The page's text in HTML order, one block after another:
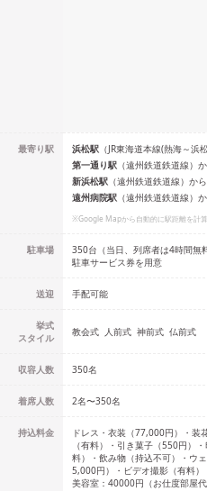
最寄り駅 浜松駅 （JR東海道本線(熱海～浜
第一通り駅 （遠州鉄道鉄道線）
新浜松駅 （遠州鉄道鉄道線） から
遠州病院駅 （遠州鉄道鉄道線）
※Google Mapから自動的に駅距離を計
駐車場
350台（当日、列席者は4時間無
駐車サービス券を用意
送迎 手配可能
挙式
スタイル
教会式 人前式 神前式 仏前式
収容人数 350名
着席人数 2名〜350名
持込料金
ドレス・衣装（77,000円）・装
（有料）・引き菓子（550円）
料）・飲み物（持込不可）・ウ
5,000円）・ビデオ撮影（有料）
美容室：40000円（お仕度部屋